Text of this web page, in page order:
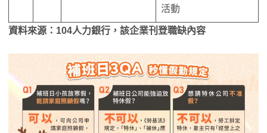
活動
資料來源：104人力銀行，該企業刊登職缺內容